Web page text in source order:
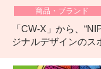
店舗検索
商品・ブランド
「CW-X」から、
ジナルデザインのス